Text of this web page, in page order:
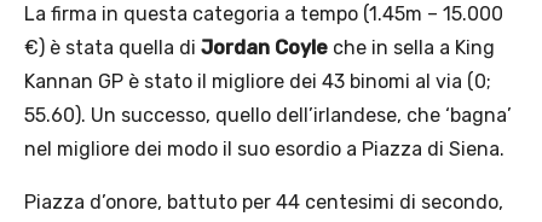
La firma in questa categoria a tempo (1.45m – 15.000
€) è stata quella di Jordan Coyle che in sella a King
Kannan GP è stato il migliore dei 43 binomi al via (0;
55.60). Un successo, quello dell’irlandese, che ‘bagna’
nel migliore dei modo il suo esordio a Piazza di Siena.
Piazza d’onore, battuto per 44 centesimi di secondo,